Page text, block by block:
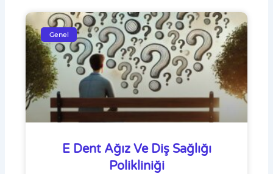
Genel
E Dent Ağız Ve Diş Sağlığı
Polikliniği